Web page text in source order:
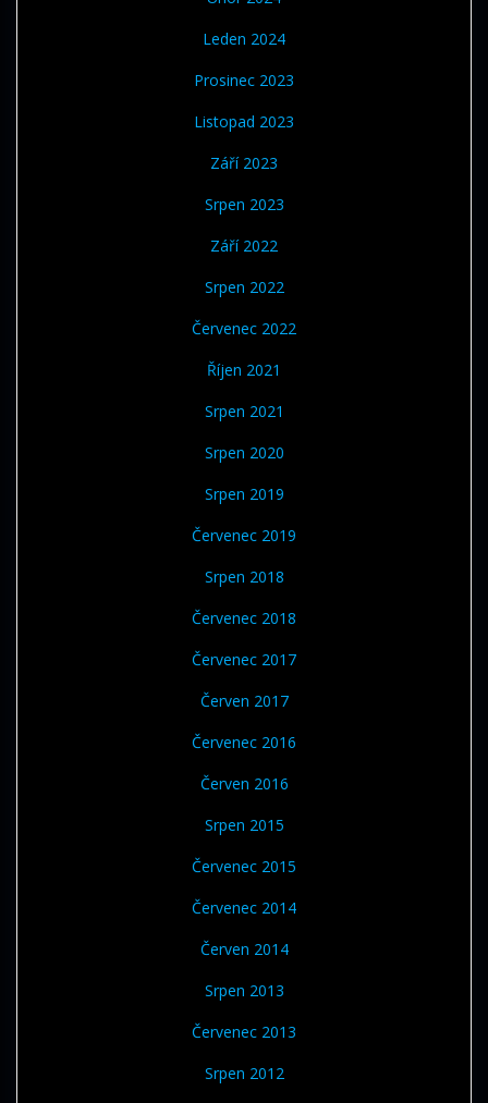
Leden 2024
Prosinec 2023
Listopad 2023
Září 2023
Srpen 2023
Září 2022
Srpen 2022
Červenec 2022
Říjen 2021
Srpen 2021
Srpen 2020
Srpen 2019
Červenec 2019
Srpen 2018
Červenec 2018
Červenec 2017
Červen 2017
Červenec 2016
Červen 2016
Srpen 2015
Červenec 2015
Červenec 2014
Červen 2014
Srpen 2013
Červenec 2013
Srpen 2012